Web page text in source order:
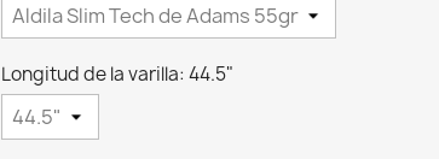
Longitud de la varilla: 44.5"